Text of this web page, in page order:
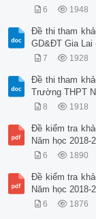
6 1948
Đề thi tham
GD&ĐT Gia Lai
7 1928
Đề thi tham
Trường THPT
8 1918
Đề kiểm tra
Năm học
6 1890
Đề kiểm tra
Năm học
6 1876